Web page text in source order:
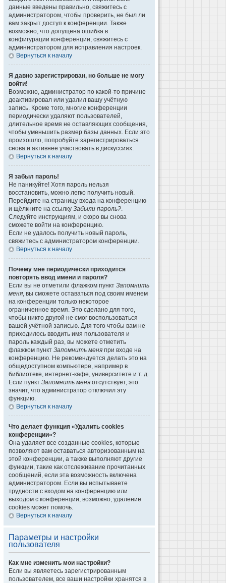
данные введены правильно, свяжитесь с
администратором, чтобы проверить, не был ли
вам закрыт доступ к конференции. Также
возможно, что допущена ошибка в
конфигурации конференции, свяжитесь с
администратором для исправления настроек.
Вернуться к началу
Я давно зарегистрирован, но больше не могу
войти!
Возможно, администратор по какой-то причине
деактивировал или удалил вашу учётную
запись. Кроме того, многие конференции
периодически удаляют пользователей,
длительное время не оставляющих сообщения,
чтобы уменьшить размер базы данных. Если это
произошло, попробуйте зарегистрироваться
снова и активнее участвовать в дискуссиях.
Вернуться к началу
Я забыл пароль!
Не паникуйте! Хотя пароль нельзя
восстановить, можно легко получить новый.
Перейдите на страницу входа на конференцию
и щёлкните на ссылку Забыли пароль?.
Следуйте инструкциям, и скоро вы снова
сможете войти на конференцию.
Если не удалось получить новый пароль,
свяжитесь с администратором конференции.
Вернуться к началу
Почему мне периодически приходится
повторять ввод имени и пароля?
Если вы не отметили флажком пункт Запомнить
меня, вы сможете оставаться под своим именем
на конференции только некоторое
ограниченное время. Это сделано для того,
чтобы никто другой не смог воспользоваться
вашей учётной записью. Для того чтобы вам не
приходилось вводить имя пользователя и
пароль каждый раз, вы можете отметить
флажком пункт Запомнить меня при входе на
конференцию. Не рекомендуется делать это на
общедоступном компьютере, например в
библиотеке, интернет-кафе, университете и т. д.
Если пункт Запомнить меня отсутствует, это
значит, что администратор отключил эту
функцию.
Вернуться к началу
Что делает функция «Удалить cookies
конференции»?
Она удаляет все созданные cookies, которые
позволяют вам оставаться авторизованным на
этой конференции, а также выполняют другие
функции, такие как отслеживание прочитанных
сообщений, если эта возможность включена
администратором. Если вы испытываете
трудности с входом на конференцию или
выходом с конференции, возможно, удаление
cookies может помочь.
Вернуться к началу
Параметры и настройки
пользователя
Как мне изменить мои настройки?
Если вы являетесь зарегистрированным
пользователем, все ваши настройки хранятся в